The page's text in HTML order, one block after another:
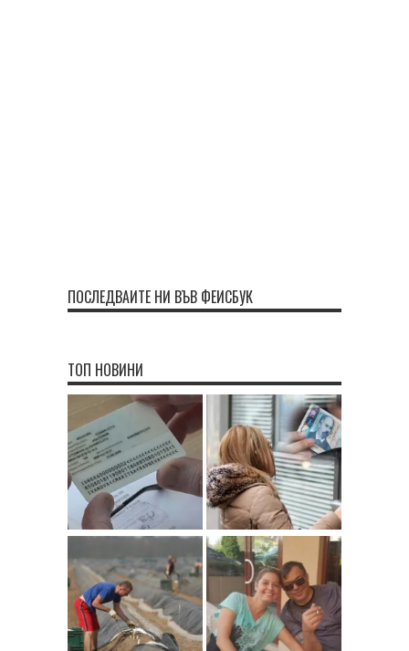
ПОСЛЕДВАЙТЕ НИ ВЪВ ФЕЙСБУК
ТОП НОВИНИ